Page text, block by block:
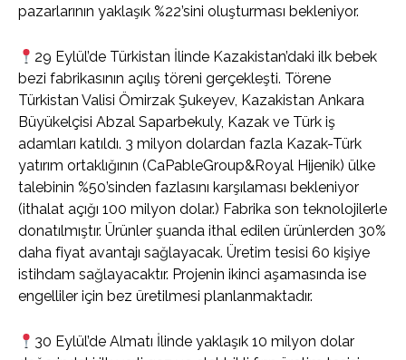
pazarlarının yaklaşık %22’sini oluşturması bekleniyor.
29 Eylül’de Türkistan İlinde Kazakistan’daki ilk bebek
bezi fabrikasının açılış töreni gerçekleşti. Törene
Türkistan Valisi Ömirzak Şukeyev, Kazakistan Ankara
Büyükelçisi Abzal Saparbekuly, Kazak ve Türk iş
adamları katıldı. 3 milyon dolardan fazla Kazak-Türk
yatırım ortaklığının (CaPableGroup&Royal Hijenik) ülke
talebinin %50’sinden fazlasını karşılaması bekleniyor
(ithalat açığı 100 milyon dolar.) Fabrika son teknolojilerle
donatılmıştır. Ürünler şuanda ithal edilen ürünlerden 30%
daha fiyat avantajı sağlayacak. Üretim tesisi 60 kişiye
istihdam sağlayacaktır. Projenin ikinci aşamasında ise
engelliler için bez üretilmesi planlanmaktadır.
30 Eylül’de Almatı İlinde yaklaşık 10 milyon dolar